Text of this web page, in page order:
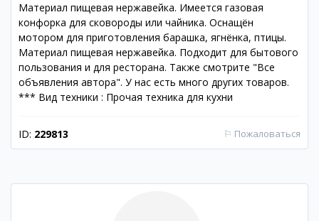
Материал пищевая нержавейка. Имеется газовая
конфорка для сковороды или чайника. Оснащён
мотором для приготовления барашка, ягнёнка, птицы.
Материал пищевая нержавейка. Подходит для бытового
пользования и для ресторана. Также смотрите "Все
объявления автора". У нас есть много других товаров.
*** Вид техники : Прочая техника для кухни
ID: 229813 ⚐ Пожаловаться